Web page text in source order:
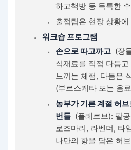
하고책방 등 독특한
출점팀은 현장 상황
워크숍 프로그램
손으로 따고까고 (장
식재료를 직접 다듬
느끼는 체험, 다듬은
(부르스케타 또는 음
농부가 기른 계절 허
번들 (플레르브): 팔
로즈마리, 라벤더, 타
나만의 향을 담은 허